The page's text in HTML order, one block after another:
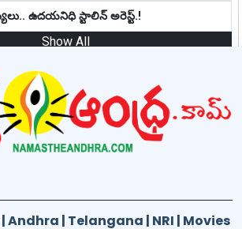
ఉదయనిధి స్టాలిన్ అరెస్ట్‌.!
Show All
Andhra | Telangana | NRI | Movies